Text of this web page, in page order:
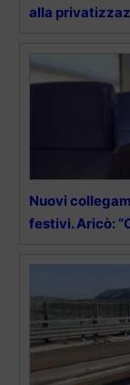
alla
Nuovi
festivi. Aricò: